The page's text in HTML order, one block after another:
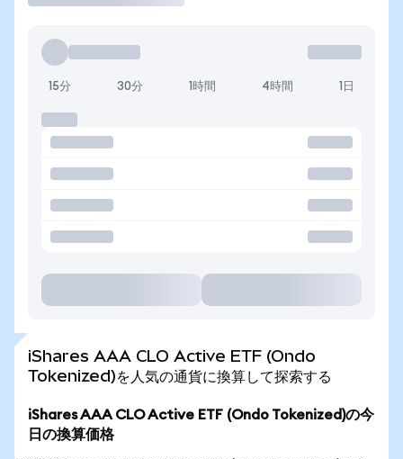
15分 30分 1時間 4時間 1日
iShares AAA CLO Active ETF (Ondo
Tokenized)を人気の通貨に換算して探索する
iShares AAA CLO Active ETF (Ondo Tokenized)の今
日の換算価格